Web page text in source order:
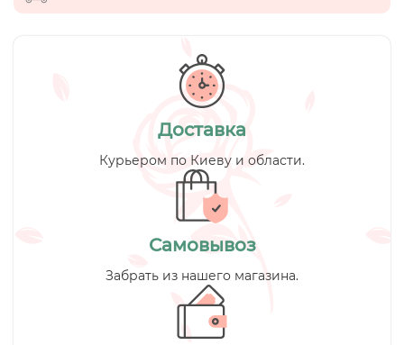
Доставка
Курьером по Киеву и области.
Самовывоз
Забрать из нашего магазина.